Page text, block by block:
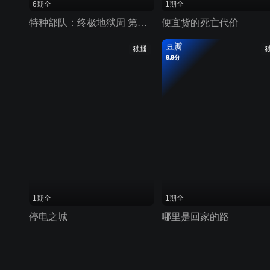
6期全
特种部队：终极地狱周 第一季
1期全
便宜货的死亡代价
独播
1期全
停电之城
豆瓣
8.8分
1期全
哪里是回家的路